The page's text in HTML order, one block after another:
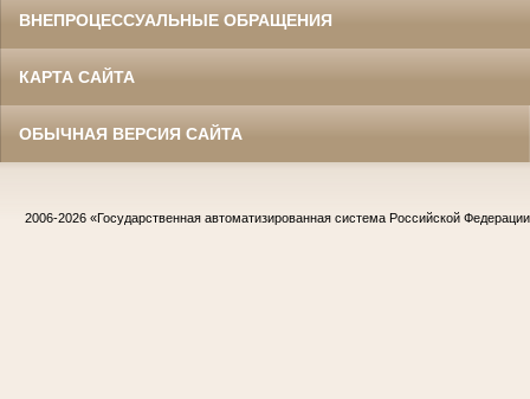
ВНЕПРОЦЕССУАЛЬНЫЕ ОБРАЩЕНИЯ
КАРТА САЙТА
ОБЫЧНАЯ ВЕРСИЯ САЙТА
2006-2026 «Государственная автоматизированная система Российской